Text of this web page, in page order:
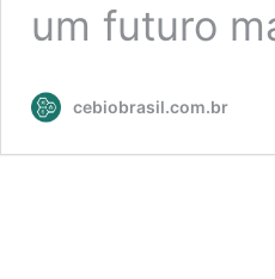
um futuro
cebiobrasil.com.br